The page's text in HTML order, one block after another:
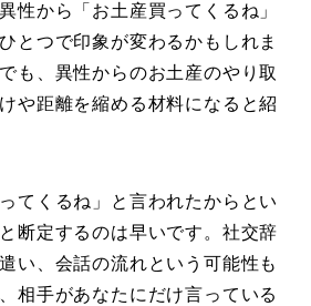
性から「お土産買ってくるね」
とつで印象が変わるかもしれま
も、異性からのお土産のやり取
や距離を縮める材料になると紹
てくるね」と言われたからとい
断定するのは早いです。社交辞
い、会話の流れという可能性も
相手があなたにだけ言っている